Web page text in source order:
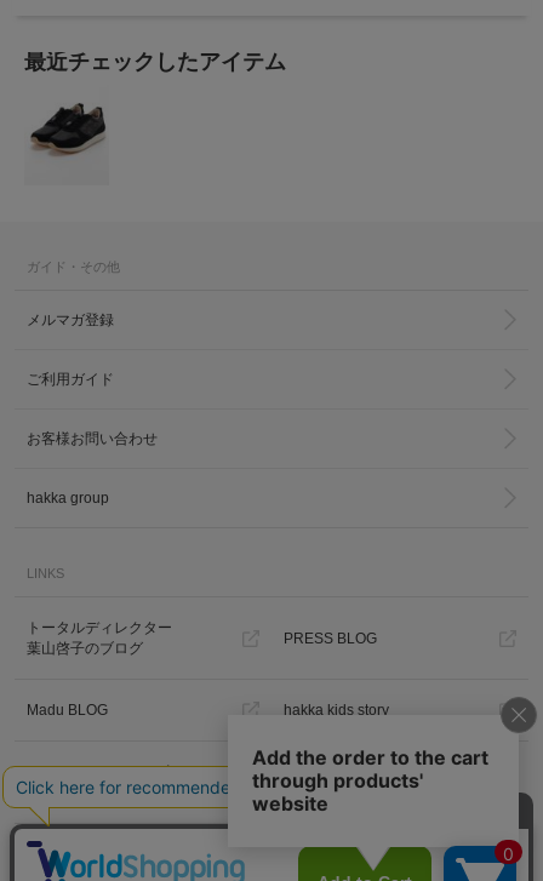
最近チェックしたアイテム
ガイド・その他
メルマガ登録
ご利用ガイド
お客様お問い合わせ
hakka group
LINKS
トータルディレクター
葉山啓子のブログ
PRESS BLOG
Madu BLOG hakka kids story
Hakka Online Shopギフトラッピ
ング
プライバシーポリシー ご利用規約